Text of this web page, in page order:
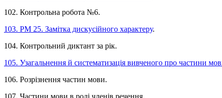
102. Контрольна робота №6.
103. РМ 25. Замітка дискусійного характеру.
104. Контрольний диктант за рік.
105. Узагальнення й систематизація вивченого про частини
106. Розрізнення частин мови.
107. Частини мови в ролі членів речення.